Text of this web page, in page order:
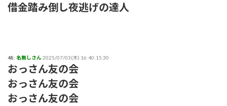
借金踏み倒し夜逃げの達人
48: 名無しさん2025/07/03(木) 16:40:15.30
おっさん友の会
おっさん友の会
おっさん友の会